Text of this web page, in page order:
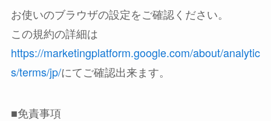
お使いのブラウザの設定をご確認ください。
この規約の詳細は
https://marketingplatform.google.com/about/analytic
s/terms/jp/にてご確認出来ます。
■免責事項